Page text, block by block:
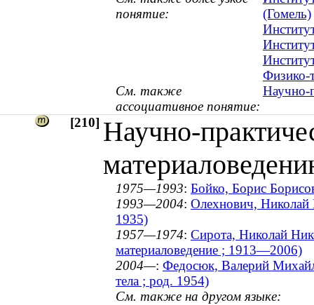
понятие:
(Гомель)
Физико-
См. также
ассоциативное понятие:
Научно-
[210] Научно-
1975—1993: Бойко, Борис
1993—2004: Олехнович, Николай
1935)
1957—1974: Сирота, Николай
материаловедение ; 1913—2006)
2004—: Федосюк, Валерий
тела ; род. 1954)
См. также на другом языке: